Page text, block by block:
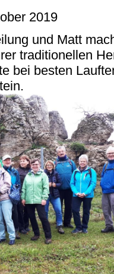
2019
und Matt
traditionellen
bei besten